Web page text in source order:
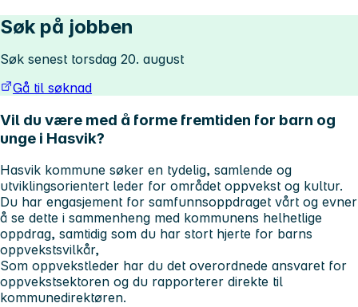
Søk på jobben
Søk senest torsdag 20. august
Gå til søknad
Vil du være med å forme fremtiden for barn og
unge i Hasvik?
Hasvik kommune søker en tydelig, samlende og
utviklingsorientert leder for området oppvekst og kultur.
Du har engasjement for samfunnsoppdraget vårt og evner
å se dette i sammenheng med kommunens helhetlige
oppdrag, samtidig som du har stort hjerte for barns
oppvekstsvilkår,
Som oppvekstleder har du det overordnede ansvaret for
oppvekstsektoren og du rapporterer direkte til
kommunedirektøren.